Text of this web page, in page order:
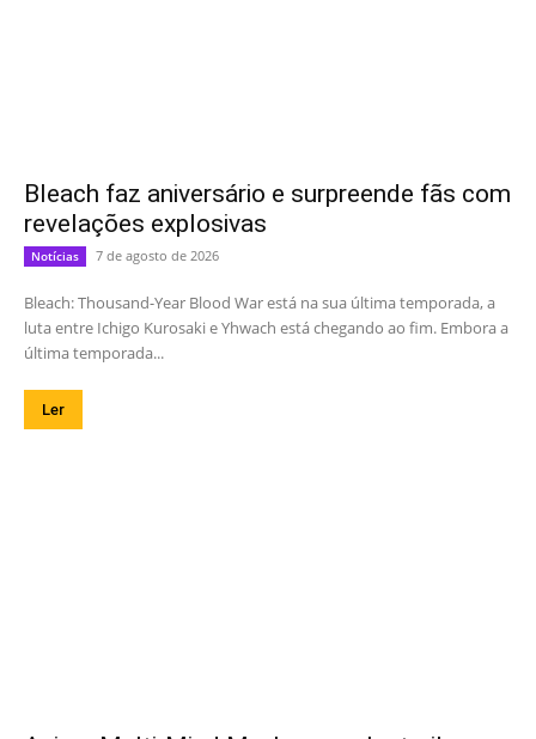
Bleach faz aniversário e surpreende fãs com
revelações explosivas
Notícias 7 de agosto de 2026
Bleach: Thousand-Year Blood War está na sua última temporada, a
luta entre Ichigo Kurosaki e Yhwach está chegando ao fim. Embora a
última temporada...
Ler